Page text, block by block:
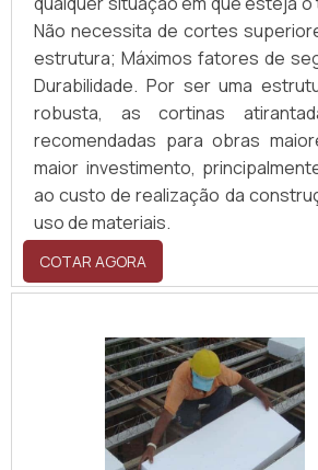
Não necessita de cortes
estrutura; Máximos fatores de
Durabilidade. Por ser uma
robusta, as cortinas
recomendadas para obras
maior investimento,
ao custo de realização da
uso de materiais.
COTAR AGORA